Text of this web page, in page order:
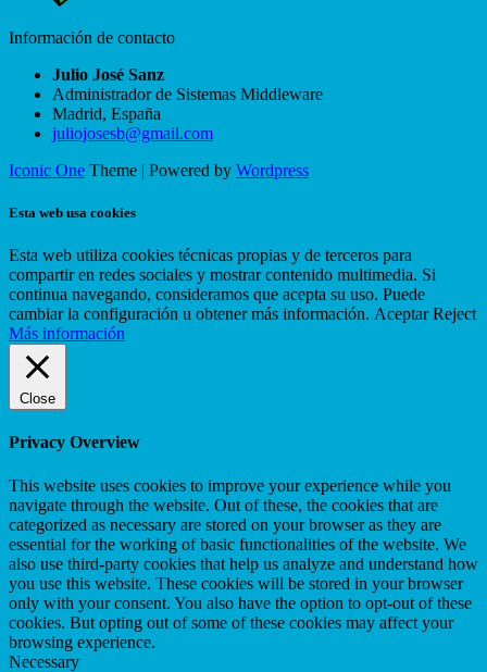
Información de contacto
Julio José Sanz
Administrador de Sistemas Middleware
Madrid, España
juliojosesb@gmail.com
Iconic One Theme | Powered by Wordpress
Esta web usa cookies
Esta web utiliza cookies técnicas propias y de terceros para
compartir en redes sociales y mostrar contenido multimedia. Si
continua navegando, consideramos que acepta su uso. Puede
cambiar la configuración u obtener más información. Aceptar Reject
Más información
Close
Privacy Overview
This website uses cookies to improve your experience while you
navigate through the website. Out of these, the cookies that are
categorized as necessary are stored on your browser as they are
essential for the working of basic functionalities of the website. We
also use third-party cookies that help us analyze and understand how
you use this website. These cookies will be stored in your browser
only with your consent. You also have the option to opt-out of these
cookies. But opting out of some of these cookies may affect your
browsing experience.
Necessary